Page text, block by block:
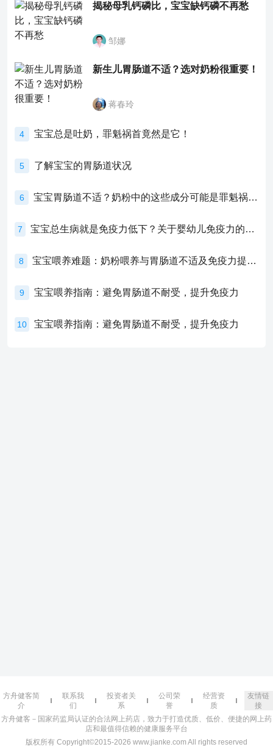
揭秘母乳钙磷比，宝宝缺钙磷不再愁
邹娜
新生儿胃肠道不适？选对奶粉很重要！
蒋春玲
4 宝宝总是吐奶，罪魁祸首竟然是它！
5 了解宝宝的胃肠道状况
6 宝宝胃肠道不适？奶粉中的这些成分可能是罪魁祸首！
7 宝宝总生病就是免疫力低下？关于婴幼儿免疫力的真相，家长必须了解！
8 宝宝喂养难题：奶粉喂养与胃肠道不适及免疫力提升的奥秘
9 宝宝喂养指南：避免胃肠道不耐受，提升免疫力
10 宝宝喂养指南：避免胃肠道不耐受，提升免疫力
方舟健客简
介
联系我
们
投资者关
系
公司荣
誉
经营资
质
友情链
接
方舟健客－国家药监局认证的合法网上药店，致力于打造优质、低价、便捷的网上药
店和最值得信赖的健康服务平台
版权所有 Copyright©2015-2026 www.jianke.com All rights reserved